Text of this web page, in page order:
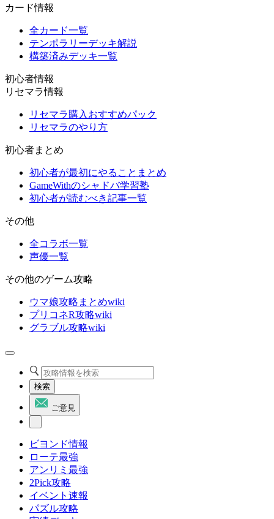
カード情報
全カード一覧
テンポラリーデッキ解説
構築済みデッキ一覧
初心者情報
リセマラ情報
リセマラ購入おすすめパック
リセマラのやり方
初心者まとめ
初心者が最初にやることまとめ
GameWithのシャドバ学習塾
初心者が読むべき記事一覧
その他
全コラボ一覧
声優一覧
その他のゲーム攻略
ウマ娘攻略まとめwiki
プリコネR攻略wiki
グラブル攻略wiki
検索
ご意見
ビヨンド情報
ローテ最強
アンリミ最強
2Pick攻略
イベント速報
パズル攻略